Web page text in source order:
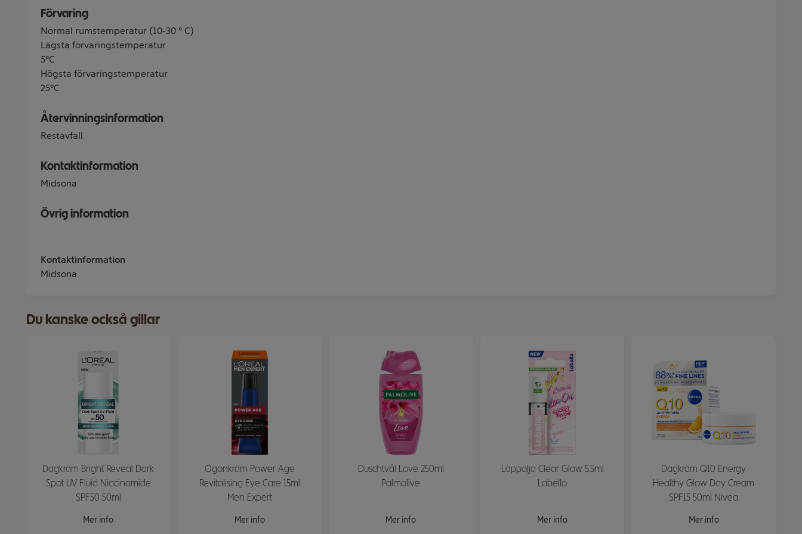
Förvaring
Normal rumstemperatur (10-30 ° C)
Lägsta förvaringstemperatur
5°C
Högsta förvaringstemperatur
25°C
Återvinningsinformation
Restavfall
Kontaktinformation
Midsona
Övrig information
Kontaktinformation
Midsona
Du kanske också gillar
Dagkräm Bright Reveal Dark
Spot UV Fluid Niacinamide
SPF50 50ml
Mer info
Ögonkräm Power Age
Revitalising Eye Care 15ml
Men Expert
Mer info
Duschtvål Love 250ml
Palmolive
Mer info
Läppolja Clear Glow 5,5ml
Labello
Mer info
Dagkräm Q10 Energy
Healthy Glow Day Cream
SPF15 50ml Nivea
Mer info